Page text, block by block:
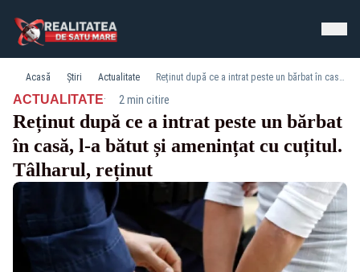
Acasă Știri Actualitate Reținut după ce a intrat peste un bărbat în casă, l-a bătut și amenințat cu cuțitul. Tâlharul, reținut
ACTUALITATE· 2 min citire
Reținut după ce a intrat peste un bărbat
în casă, l-a bătut și amenințat cu cuțitul.
Tâlharul, reținut